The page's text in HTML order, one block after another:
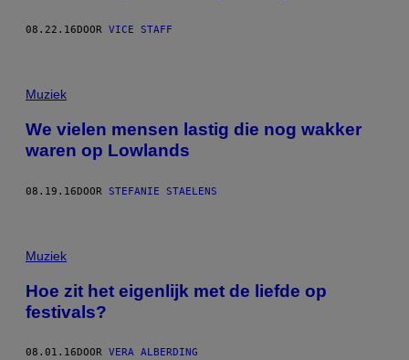
08.22.16 DOOR VICE STAFF
Muziek
We vielen mensen lastig die nog wakker
waren op Lowlands
08.19.16DOOR STEFANIE STAELENS
Muziek
Hoe zit het eigenlijk met de liefde op
festivals?
08.01.16 DOOR VERA ALBERDING